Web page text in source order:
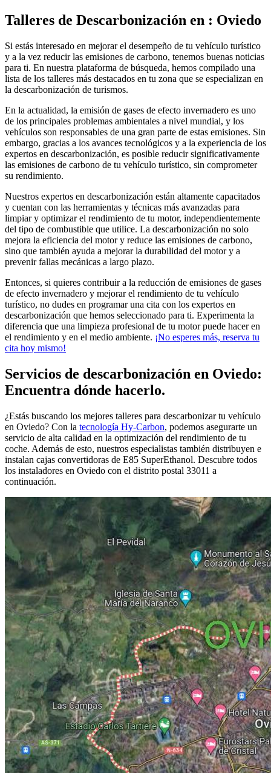
Talleres de Descarbonización en : Oviedo
Si estás interesado en mejorar el desempeño de tu vehículo turístico
y a la vez reducir las emisiones de carbono, tenemos buenas noticias
para ti. En nuestra plataforma de búsqueda, hemos compilado una
lista de los talleres más destacados en tu zona que se especializan en
la descarbonización de turismos.
En la actualidad, la emisión de gases de efecto invernadero es uno
de los principales problemas ambientales a nivel mundial, y los
vehículos son responsables de una gran parte de estas emisiones. Sin
embargo, gracias a los avances tecnológicos y a la experiencia de los
expertos en descarbonización, es posible reducir significativamente
las emisiones de carbono de tu vehículo turístico, sin comprometer
su rendimiento.
Nuestros expertos en descarbonización están altamente capacitados
y cuentan con las herramientas y técnicas más avanzadas para
limpiar y optimizar el rendimiento de tu motor, independientemente
del tipo de combustible que utilice. La descarbonización no solo
mejora la eficiencia del motor y reduce las emisiones de carbono,
sino que también ayuda a mejorar la durabilidad del motor y a
prevenir fallas mecánicas a largo plazo.
Entonces, si quieres contribuir a la reducción de emisiones de gases
de efecto invernadero y mejorar el rendimiento de tu vehículo
turístico, no dudes en programar una cita con los expertos en
descarbonización que hemos seleccionado para ti. Experimenta la
diferencia que una limpieza profesional de tu motor puede hacer en
el rendimiento y en el medio ambiente. ¡No esperes más, reserva tu
cita hoy mismo!
Servicios de descarbonización en Oviedo:
Encuentra dónde hacerlo.
¿Estás buscando los mejores talleres para descarbonizar tu vehículo
en Oviedo? Con la tecnología Hy-Carbon, podemos asegurarte un
servicio de alta calidad en la optimización del rendimiento de tu
coche. Además de esto, nuestros especialistas también distribuyen e
instalan cajas convertidoras de E85 SuperEthanol. Descubre todos
los instaladores en Oviedo con el distrito postal 33011 a
continuación.